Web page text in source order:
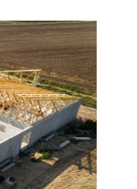
aktualna
na
Czy i dlaczego